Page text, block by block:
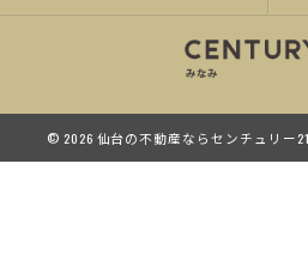
© 2026 仙台の不動産ならセンチュリー21